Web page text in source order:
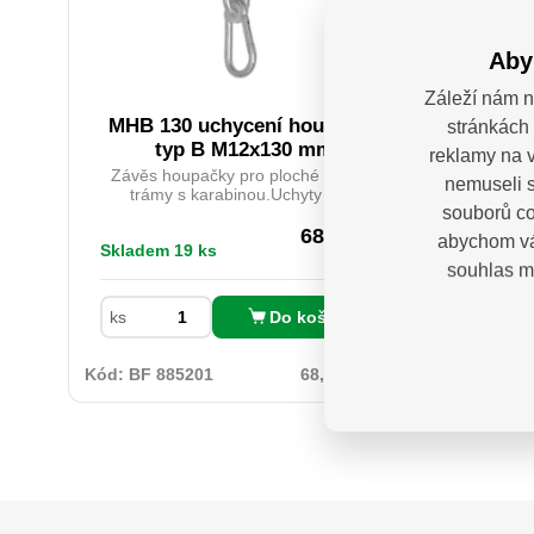
MHB 130 uchycení houpačky
typ B M12x130 mm
Závěs houpačky pro ploché i kulaté
trámy s karabinou.Uchyty jsou
čemuž je montáž houpačky snadná a
nevyžaduje žádné další
životnost a zvyšují komfort při
používání.
Skladem 19 ks
68,27
ks Do košíku
Kód: BF 885201 68,27 Kč / ks
na
S2
Na
Záleží nám
reklamy na
nemuseli
souborů
abychom
souhlas